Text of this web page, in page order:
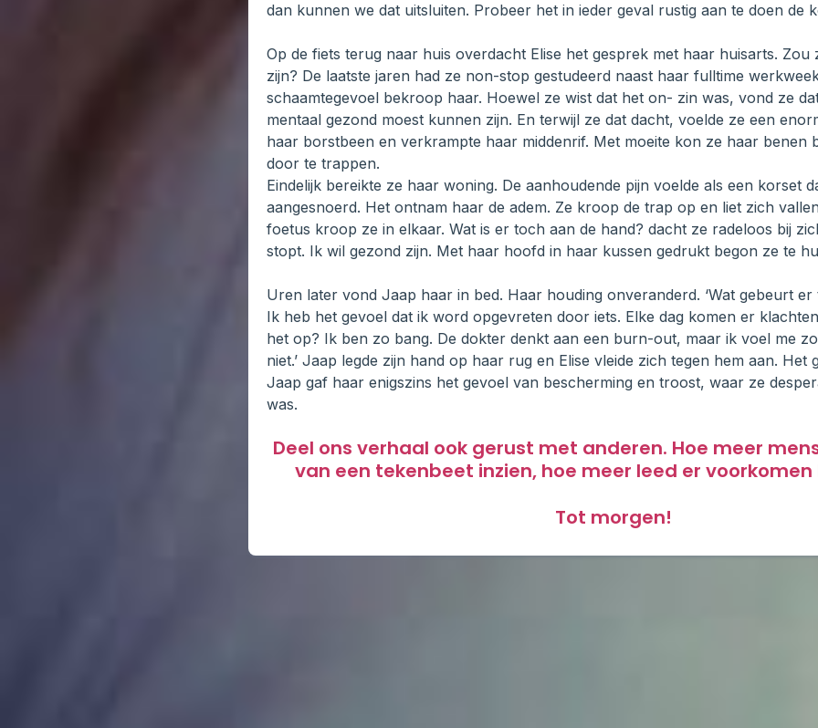
dan kunnen we dat uitsluiten. Probeer het in ieder geval rustig aan te doen de
Op de fiets terug naar huis overdacht Elise het gesprek met haar huisarts. Zou
zijn? De laatste jaren had ze non-stop gestudeerd naast haar fulltime
schaamtegevoel bekroop haar. Hoewel ze wist dat het on- zin was, vond ze
mentaal gezond moest kunnen zijn. En terwijl ze dat dacht, voelde ze een
haar borstbeen en verkrampte haar middenrif. Met moeite kon ze haar benen
door te trappen.
Eindelijk bereikte ze haar woning. De aanhoudende pijn voelde als een korset
aangesnoerd. Het ontnam haar de adem. Ze kroop de trap op en liet zich
foetus kroop ze in elkaar. Wat is er toch aan de hand? dacht ze radeloos bij
stopt. Ik wil gezond zijn. Met haar hoofd in haar kussen gedrukt begon ze te
Uren later vond Jaap haar in bed. Haar houding onveranderd. ‘Wat gebeurt
Ik heb het gevoel dat ik word opgevreten door iets. Elke dag komen er
het op? Ik ben zo bang. De dokter denkt aan een burn-out, maar ik voel me
niet.’ Jaap legde zijn hand op haar rug en Elise vleide zich tegen hem aan. Het
Jaap gaf haar enigszins het gevoel van bescherming en troost, waar ze
was.
Deel ons verhaal ook gerust met anderen. Hoe meer
van een tekenbeet inzien, hoe meer leed er voorkomen
Tot morgen!